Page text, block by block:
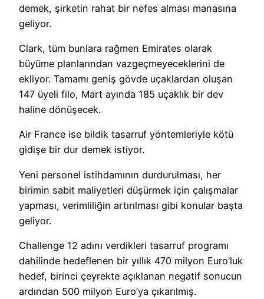
demek, şirketin rahat bir nefes alması manasına
geliyor.
Clark, tüm bunlara rağmen Emirates olarak
büyüme planlarından vazgeçmeyeceklerini de
ekliyor. Tamamı geniş gövde uçaklardan oluşan
147 üyeli filo, Mart ayında 185 uçaklık bir dev
haline dönüşecek.
Air France ise bildik tasarruf yöntemleriyle kötü
gidişe bir dur demek istiyor.
Yeni personel istihdamının durdurulması, her
birimin sabit maliyetleri düşürmek için çalışmalar
yapması, verimliliğin artırılması gibi konular başta
geliyor.
Challenge 12 adını verdikleri tasarruf programı
dahilinde hedeflenen bir yıllık 470 milyon Euro’luk
hedef, birinci çeyrekte açıklanan negatif sonucun
ardından 500 milyon Euro’ya çıkarılmış.